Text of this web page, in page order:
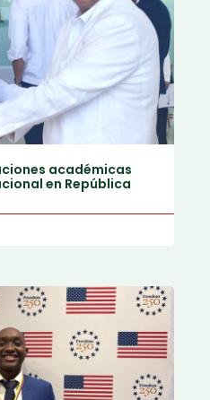
académicas
en República